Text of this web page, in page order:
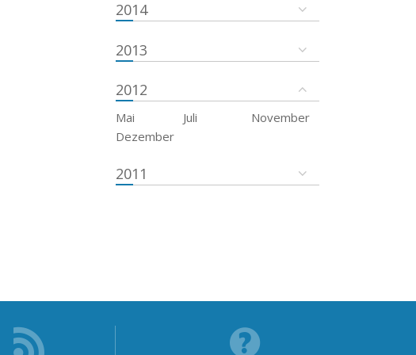
2014
2013
2012
Mai Juli
November
Dezember
2011